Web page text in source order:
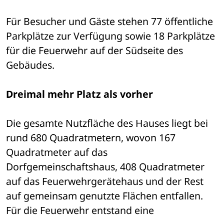
Für Besucher und Gäste stehen 77 öffentliche
Parkplätze zur Verfügung sowie 18 Parkplätze
für die Feuerwehr auf der Südseite des
Gebäudes.
Dreimal mehr Platz als vorher
Die gesamte Nutzfläche des Hauses liegt bei
rund 680 Quadratmetern, wovon 167
Quadratmeter auf das
Dorfgemeinschaftshaus, 408 Quadratmeter
auf das Feuerwehrgerätehaus und der Rest
auf gemeinsam genutzte Flächen entfallen.
Für die Feuerwehr entstand eine